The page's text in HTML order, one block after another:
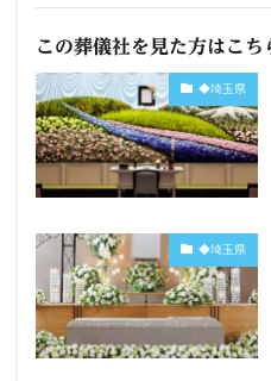
この葬儀社を見た方はこ
◆埼玉県
◆埼玉県